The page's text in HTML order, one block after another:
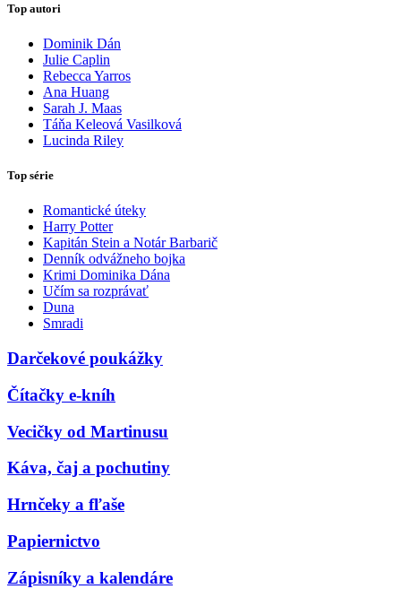
Top autori
Dominik Dán
Julie Caplin
Rebecca Yarros
Ana Huang
Sarah J. Maas
Táňa Keleová Vasilková
Lucinda Riley
Top série
Romantické úteky
Harry Potter
Kapitán Stein a Notár Barbarič
Denník odvážneho bojka
Krimi Dominika Dána
Učím sa rozprávať
Duna
Smradi
Darčekové poukážky
Čítačky e-kníh
Vecičky od Martinusu
Káva, čaj a pochutiny
Hrnčeky a fľaše
Papiernictvo
Zápisníky a kalendáre